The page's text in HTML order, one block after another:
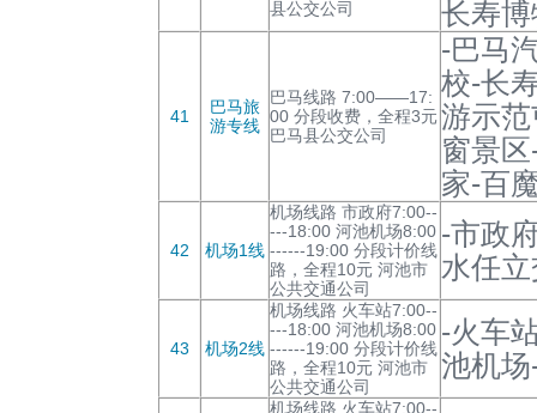
县公交公司 长寿
41
巴马旅
游专线
巴马线路 7:00——17:
00 分段收费，全程3元
巴马县公交公司
-巴马
校-长
游示
窗景
家-百
42 机场1线
机场线路 市政府7:00--
---18:00 河池机场8:00
------19:00 分段计价线
路，全程10元 河池市
公共交通公司
-市政
水任
43 机场2线
机场线路 火车站7:00--
---18:00 河池机场8:00
------19:00 分段计价线
路，全程10元 河池市
公共交通公司
-火车
池机场
机场线路 火车站7:00--